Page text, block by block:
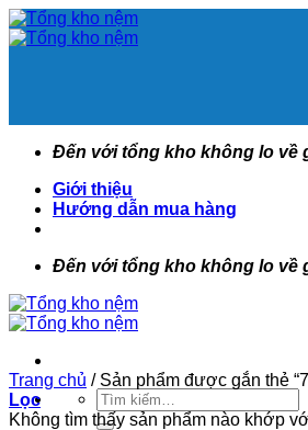
Bỏ
qua
Đến với tổng kho không lo về
Giới thiệu
Hướng dẫn mua hàng
Đến với tổng kho không lo về
Tìm
kiếm:
Trang chủ /Sản phẩm được gắn thẻ
Lọc
Không tìm thấy sản phẩm nào khớp